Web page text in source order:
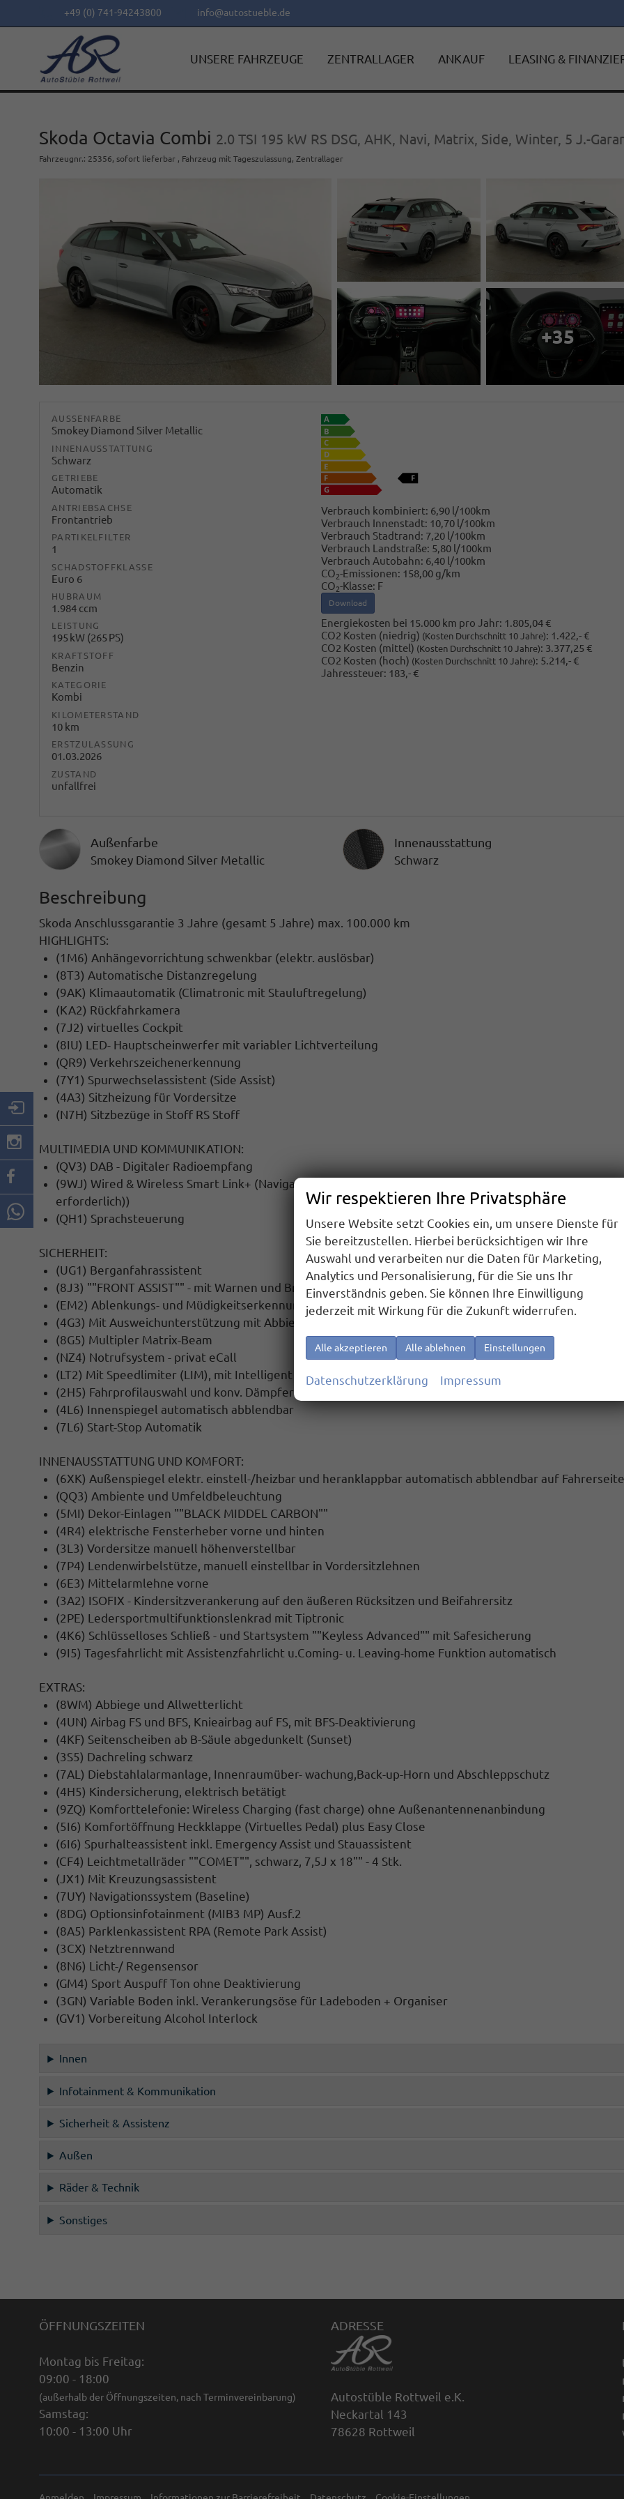
+49 (0) 741-94243800 info@autostueble.de
UNSERE FAHRZEUGE ZENTRALLAGER ANKAUF LEASING &
Skoda Octavia Combi 2.0 TSI 195 kW RS DSG, AHK, Navi, Matrix, Side, Winter, 5 J.-
Fahrzeugnr.: 25356, sofort lieferbar , Fahrzeug mit Tageszulassung, Zentrallager
+35
AUSSENFARBE
Smokey Diamond Silver Metallic
INNENAUSSTATTUNG
Schwarz
GETRIEBE
Automatik
ANTRIEBSACHSE
Frontantrieb
PARTIKELFILTER
1
SCHADSTOFFKLASSE
Euro 6
HUBRAUM
1.984 ccm
LEISTUNG
195 kW (265 PS)
KRAFTSTOFF
Benzin
KATEGORIE
Kombi
KILOMETERSTAND
10 km
ERSTZULASSUNG
01.03.2026
ZUSTAND
unfallfrei
Verbrauch kombiniert: 6,90 l/100km
Verbrauch Innenstadt: 10,70 l/100km
Verbrauch Stadtrand: 7,20 l/100km
Verbrauch Landstraße: 5,80 l/100km
Verbrauch Autobahn: 6,40 l/100km
CO2-Emissionen: 158,00 g/km
CO2-Klasse: F
Download
Energiekosten bei 15.000 km pro Jahr: 1.805,04 €
CO2 Kosten (niedrig) (Kosten Durchschnitt 10 Jahre): 1.422,- €
CO2 Kosten (mittel) (Kosten Durchschnitt 10 Jahre): 3.377,25 €
CO2 Kosten (hoch) (Kosten Durchschnitt 10 Jahre): 5.214,- €
Jahressteuer: 183,- €
Außenfarbe
Smokey Diamond Silver Metallic
InnenausstattungInnenausstattung
Schwarz
Beschreibung
Skoda Anschlussgarantie 3 Jahre (gesamt 5 Jahre) max. 100.000 km
HIGHLIGHTS:
(1M6) Anhängevorrichtung schwenkbar (elektr. auslösbar)
(8T3) Automatische Distanzregelung
(9AK) Klimaautomatik (Climatronic mit Stauluftregelung)
(KA2) Rückfahrkamera
(7J2) virtuelles Cockpit
(8IU) LED- Hauptscheinwerfer mit variabler Lichtverteilung
(QR9) Verkehrszeichenerkennung
(7Y1) Spurwechselassistent (Side Assist)
(4A3) Sitzheizung für Vordersitze
(N7H) Sitzbezüge in Stoff RS Stoff
MULTIMEDIA UND KOMMUNIKATION:
(QV3) DAB - Digitaler Radioempfang
(9WJ) Wired & Wireless Smart Link+ (Navigation über App Connect möglich (kompatibles Smartphone
erforderlich))
(QH1) Sprachsteuerung
SICHERHEIT:
(UG1) Berganfahrassistent
(8J3) ""FRONT ASSIST"" - mit Warnen und Bremsen auf Fahrzeuge, Fu~g{nger und Radfahrer
(EM2) Ablenkungs- und Müdigkeitserkennung
(4G3) Mit Ausweichunterstützung mit Abbiegeassistent
(8G5) Multipler Matrix-Beam
(NZ4) Notrufsystem - privat eCall
(LT2) Mit Speedlimiter (LIM), mit Intelligent Speed Assist (ISA)
(2H5) Fahrprofilauswahl und konv. Dämpfer
(4L6) Innenspiegel automatisch abblendbar
(7L6) Start-Stop Automatik
INNENAUSSTATTUNG UND KOMFORT:
(6XK) Außenspiegel elektr. einstell-/heizbar und heranklappbar automatisch abblendbar auf Fahrerseite
(QQ3) Ambiente und Umfeldbeleuchtung
(5MI) Dekor-Einlagen ""BLACK MIDDEL CARBON""
(4R4) elektrische Fensterheber vorne und hinten
(3L3) Vordersitze manuell höhenverstellbar
(7P4) Lendenwirbelstütze, manuell einstellbar in Vordersitzlehnen
(6E3) Mittelarmlehne vorne
(3A2) ISOFIX - Kindersitzverankerung auf den äußeren Rücksitzen und Beifahrersitz
(2PE) Ledersportmultifunktionslenkrad mit Tiptronic
(4K6) Schlüsselloses Schließ - und Startsystem ""Keyless Advanced"" mit Safesicherung
(9I5) Tagesfahrlicht mit Assistenzfahrlicht u.Coming- u. Leaving-home Funktion automatisch
EXTRAS:
(8WM) Abbiege und Allwetterlicht
(4UN) Airbag FS und BFS, Knieairbag auf FS, mit BFS-Deaktivierung
(4KF) Seitenscheiben ab B-Säule abgedunkelt (Sunset)
(3S5) Dachreling schwarz
(7AL) Diebstahlalarmanlage, Innenraumüber- wachung,Back-up-Horn und Abschleppschutz
(4H5) Kindersicherung, elektrisch betätigt
(9ZQ) Komforttelefonie: Wireless Charging (fast charge) ohne Außenantennenanbindung
(5I6) Komfortöffnung Heckklappe (Virtuelles Pedal) plus Easy Close
(6I6) Spurhalteassistent inkl. Emergency Assist und Stauassistent
(CF4) Leichtmetallräder ""COMET"", schwarz, 7,5J x 18"" - 4 Stk.
(JX1) Mit Kreuzungsassistent
(7UY) Navigationssystem (Baseline)
(8DG) Optionsinfotainment (MIB3 MP) Ausf.2
(8A5) Parklenkassistent RPA (Remote Park Assist)
(3CX) Netztrennwand
(8N6) Licht-/ Regensensor
(GM4) Sport Auspuff Ton ohne Deaktivierung
(3GN) Variable Boden inkl. Verankerungsöse für Ladeboden + Organiser
(GV1) Vorbereitung Alcohol Interlock
Innen
Infotainment & Kommunikation
Sicherheit & Assistenz
Außen
Räder & Technik
Sonstiges
ÖFFNUNGSZEITEN
Montag bis Freitag:
09:00 - 18:00
(außerhalb der Öffnungszeiten, nach Terminvereinbarung)
Samstag:
10:00 - 13:00 Uhr
ADRESSE
Autostüble Rottweil e.K.
Neckartal 143
78628 Rottweil
Wir respektieren Ihre Privatsphäre
Unsere Website setzt Cookies ein, um unsere Dienste für
Sie bereitzustellen. Hierbei berücksichtigen wir Ihre
Auswahl und verarbeiten nur die Daten für Marketing,
Analytics und Personalisierung, für die Sie uns Ihr
Einverständnis geben. Sie können Ihre Einwilligung
jederzeit mit Wirkung für die Zukunft widerrufen.
Alle akzeptieren Alle ablehnen Einstellungen
Datenschutzerklärung Impressum